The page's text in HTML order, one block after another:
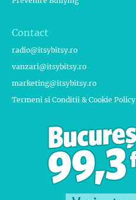
Contact
radio@itsybitsy.ro
vanzari@itsybitsy.ro
marketing@itsybitsy.ro
Termeni si Conditii & Cookie Policy